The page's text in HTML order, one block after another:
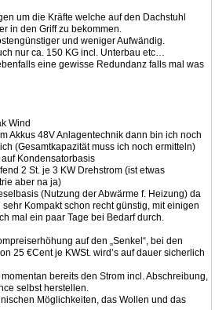
um die Kräfte welche auf den Dachstuhl
in den Griff zu bekommen.
und weniger Aufwändig.
nur ca. 150 KG incl. Unterbau etc…
eine gewisse Redundanz falls mal was
Wind
Akkus 48V Anlagentechnik dann bin ich noch
(Gesamtkapazität muss ich noch ermitteln)
Kondensatorbasis
2 St. je 3 KW Drehstrom (ist etwas
aber na ja)
(Nutzung der Abwärme f. Heizung) da
Kompakt schon recht günstig, mit einigen
mal ein paar Tage bei Bedarf durch.
auf den „Senkel“, bei den
25 €Cent je KWSt. wird’s auf dauer sicherlich
bereits den Strom incl. Abschreibung,
selbst herstellen.
Möglichkeiten, das Wollen und das